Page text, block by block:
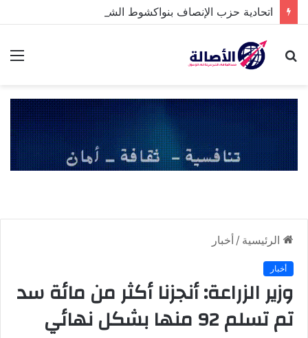
بحث
الرئيسية / أخبار
أخبار
وزير الزراعة: أنجزنا أكثر من مائة سد
تم تسلم 92 منها بشكل نهائي